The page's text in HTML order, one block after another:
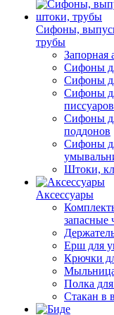
Сифоны,
трубы
Запорная
Сифоны
Сифоны
Сифоны
писсуаров
Сифоны
поддонов
Сифоны
Штоки,
Аксессуары
запасные
Ерш для
Крючки
Полка
Стакан в